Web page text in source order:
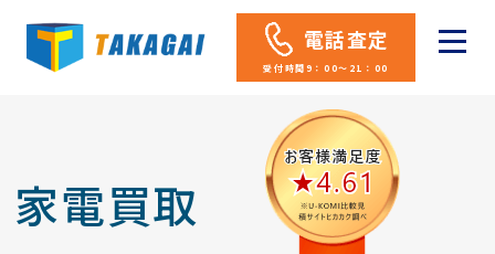
電話査定
受付時間9：00～21：00
家電買取